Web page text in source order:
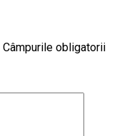
Câmpurile obligatorii